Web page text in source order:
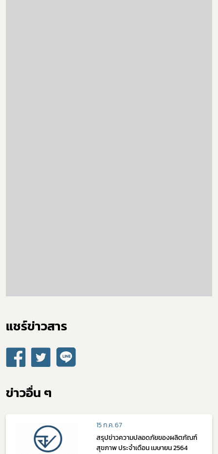
แชร์ข่าวสาร​
ข่าวอื่น ๆ
15 ก.ค. 67
สรุปข่าวความปลอดภัยของผลิตภัณฑ์
สุขภาพ ประจำเดือน เมษายน 2564